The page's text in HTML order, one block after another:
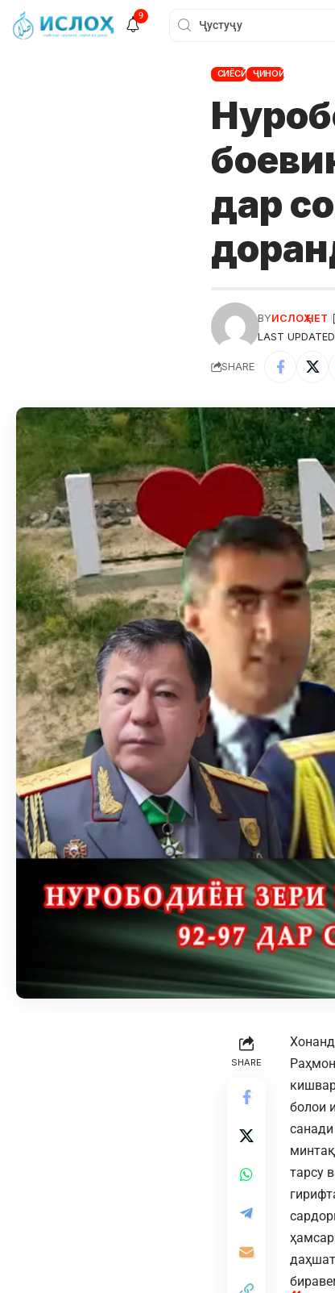
9
СИЁСӢ ҶИНОӢ
дар
LAST
BYИСЛОҲ НЕТ
SHARE
SHARE
болои
тарсу